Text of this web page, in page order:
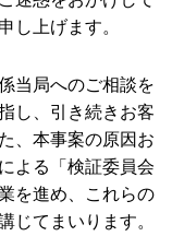
し上げます。
当局へのご相談を
し、引き続きお客
、本事案の原因お
よる「検証委員会
を進め、これらの
じてまいります。